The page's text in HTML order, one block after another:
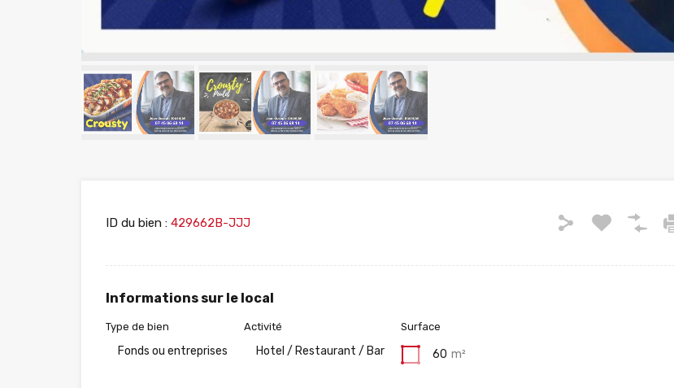
ID du bien : 429662B-JJJ
Informations sur le local
Type de bien
Fonds ou entreprises
Activité
Hotel / Restaurant / Bar
Surface
60 m²